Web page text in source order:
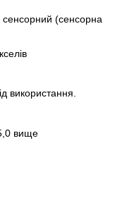
(сенсорна
використання.
вище